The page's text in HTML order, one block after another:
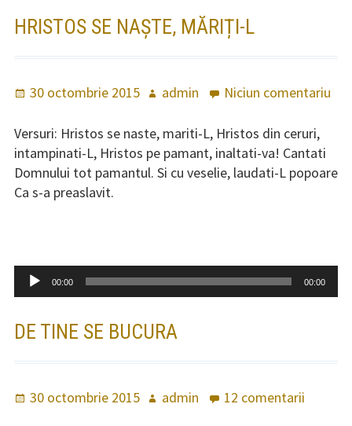
Cântări
Sfântului Ioan Gură de Aur
Cântări specifice liturghiei
Sfântului Vasile
Cântări în Postul Mare
Pricesne
Colinde
Program slujbe
Biblioteca parohiei
HRISTOS SE NAȘTE, MĂRIȚI-L
Publicat
30 octombrie 2015 Autoradmin Niciun comentariu
Versuri: Hristos se naste, mariti-L, Hristos din ceruri,
intampinati-L, Hristos pe pamant, inaltati-va! Cantati
Domnului tot pamantul. Si cu veselie, laudati-L popoare
Ca s-a preaslavit.
Player
audio
00:00 00:00
DE TINE SE BUCURA
Publicat
30 octombrie 2015 Autoradmin 12 comentarii